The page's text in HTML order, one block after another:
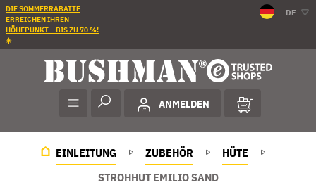
DIE SOMMERRABATTE
ERREICHEN IHREN
HÖHEPUNKT – BIS ZU 70 %!
☀️
DE
ANMELDEN
EINLEITUNG ZUBEHÖR
HÜTE
STROHHUT EMILIO SAND